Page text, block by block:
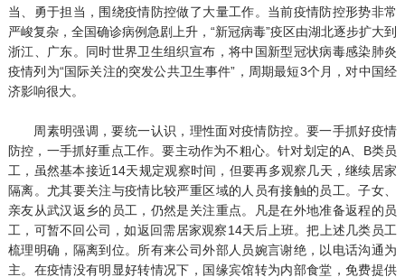
当、勇于担当，围绕疫情防控做了大量工作。当前疫情防控形势非常
严峻复杂，全国确诊病例急剧上升，“新冠病毒”疫区由湖北逐步扩大到
浙江、广东。同时世界卫生组织宣布，将中国新型冠状病毒感染肺炎
疫情列为“国际关注的突发公共卫生事件”，周期最短3个月，对中国经
济影响很大。
周素明强调，要统一认识，理性面对疫情防控。要一手抓好疫情
防控，一手抓好重点工作。要主动作为不粗心。针对划定的A、B类员
工，虽然基本接近14天规定观察时间，但要再多观察几天，继续居家
隔离。尤其要关注与疫情比较严重区域的人员有接触的员工。子女、
亲友从武汉返乡的员工，仍然是关注重点。凡是在外地准备返程的员
工，可暂不回公司，如返回需居家观察14天后上班。把上述几类员工
梳理明确，隔离到位。所有来公司外部人员婉言谢绝，以电话沟通为
主。在疫情没有明显好转情况下，国缘宾馆转为内部食堂，免费提供